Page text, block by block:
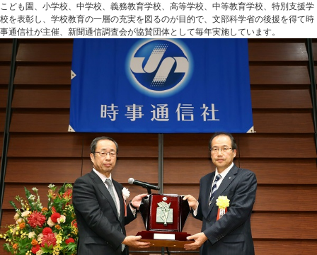
こども園、小学校、中学校、義務教育学校、高等学校、中等教育学校、特別支援学
校を表彰し、学校教育の一層の充実を図るのが目的で、文部科学省の後援を得て時
事通信社が主催、新聞通信調査会が協賛団体として毎年実施しています。